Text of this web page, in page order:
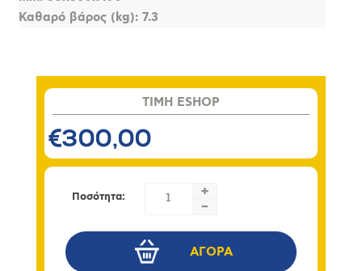
Καθαρό βάρος (kg): 7.3
TIMH ESHOP
€300,00
Ποσότητα:
+
-